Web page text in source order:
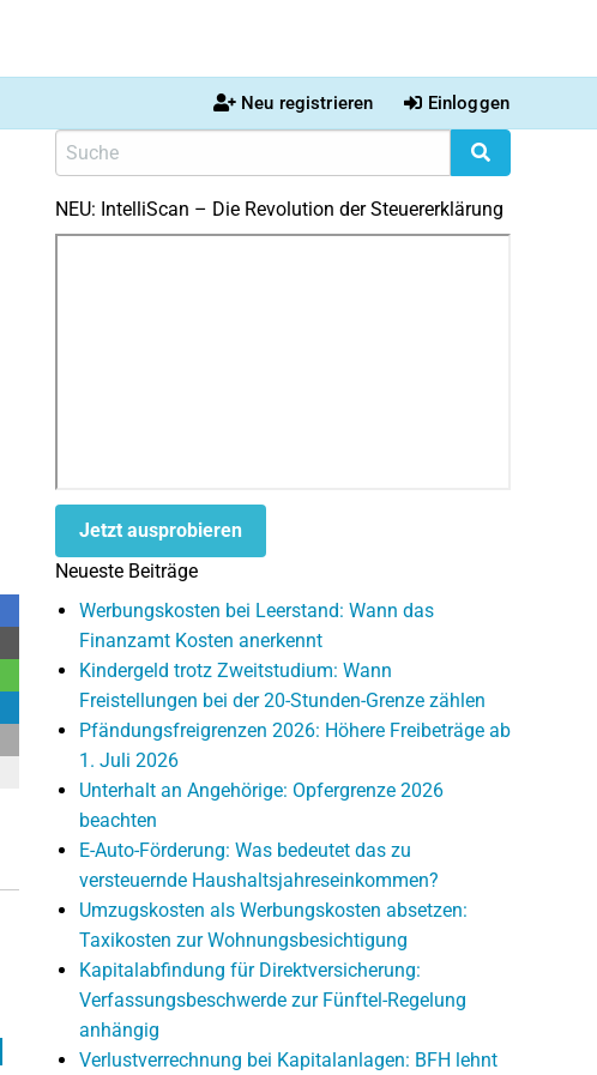
Neu registrieren Einloggen
NEU: IntelliScan – Die Revolution der Steuererklärung
Jetzt ausprobieren
Neueste Beiträge
Werbungskosten bei Leerstand: Wann das
Finanzamt Kosten anerkennt
Kindergeld trotz Zweitstudium: Wann
Freistellungen bei der 20-Stunden-Grenze zählen
Pfändungsfreigrenzen 2026: Höhere Freibeträge ab
1. Juli 2026
Unterhalt an Angehörige: Opfergrenze 2026
beachten
E-Auto-Förderung: Was bedeutet das zu
versteuernde Haushaltsjahreseinkommen?
Umzugskosten als Werbungskosten absetzen:
Taxikosten zur Wohnungsbesichtigung
Kapitalabfindung für Direktversicherung:
Verfassungsbeschwerde zur Fünftel-Regelung
anhängig
Verlustverrechnung bei Kapitalanlagen: BFH lehnt